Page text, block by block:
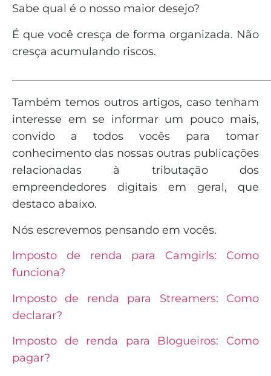
Sabe qual é o nosso maior desejo?
É que você cresça de forma organizada. Não
cresça acumulando riscos.
Também temos outros artigos, caso tenham
interesse em se informar um pouco mais,
convido a todos vocês para tomar
conhecimento das nossas outras publicações
relacionadas à tributação dos
empreendedores digitais em geral, que
destaco abaixo.
Nós escrevemos pensando em vocês.
Imposto de renda para Camgirls: Como
funciona?
Imposto de renda para Streamers: Como
declarar?
Imposto de renda para Blogueiros: Como
pagar?